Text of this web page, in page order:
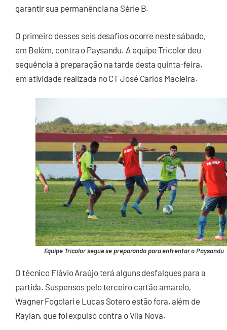
garantir sua permanência na Série B.
O primeiro desses seis desafios ocorre neste sábado,
em Belém, contra o Paysandu. A equipe Tricolor deu
sequência à preparação na tarde desta quinta-feira,
em atividade realizada no CT José Carlos Macieira.
Equipe Tricolor segue se preparando para enfrentar o Paysandu
O técnico Flávio Araújo terá alguns desfalques para a
partida. Suspensos pelo terceiro cartão amarelo,
Wagner Fogolari e Lucas Sotero estão fora, além de
Raylan, que foi expulso contra o Vila Nova.